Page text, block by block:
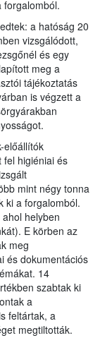
forgalomból.
a hatóság 20
vizsgálódott,
és egy
meg a
tájékoztatás
is végzett a
előállítók
fel higiéniai és
mint négy tonna
ki a forgalomból.
helyben
E körben az
meg
és dokumentációs
14
szabtak ki
a
feltártak, a
megtiltották.